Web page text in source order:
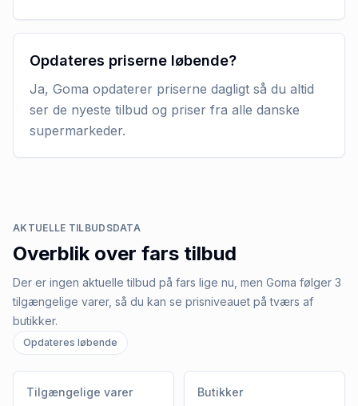
Opdateres priserne løbende?
Ja, Goma opdaterer priserne dagligt så du altid
ser de nyeste tilbud og priser fra alle danske
supermarkeder.
AKTUELLE TILBUDSDATA
Overblik over fars tilbud
Der er ingen aktuelle tilbud på fars lige nu, men Goma følger 3
tilgængelige varer, så du kan se prisniveauet på tværs af
butikker.
Opdateres løbende
Tilgængelige varer Butikker